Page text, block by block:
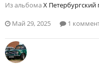
Из альбома Х Петербургский
Май 29, 2025 1